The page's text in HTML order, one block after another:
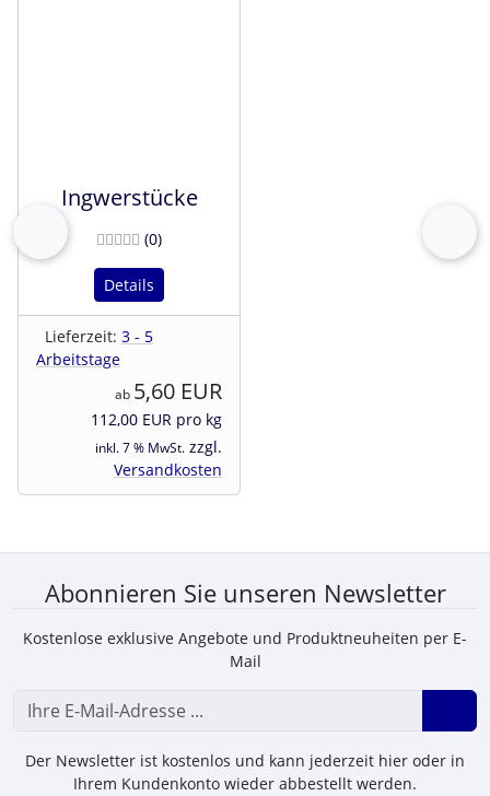
zurück
Ingwerstücke
(0Bewertungen
)
Details
Lieferzeit: 3 - 5
Arbeitstage
ab 5,60 EUR
112,00 EUR pro kg
inkl. 7 % MwSt. zzgl.
Versandkosten
vor
Abonnieren Sie unseren Newsletter
Kostenlose exklusive Angebote und Produktneuheiten per E-
Mail
Der Newsletter ist kostenlos und kann jederzeit hier oder in
Ihrem Kundenkonto wieder abbestellt werden.